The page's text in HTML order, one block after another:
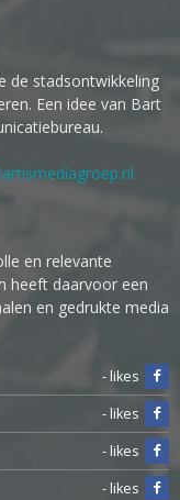
de stadsontwikkeling
Een idee van Bart
en relevante
heeft daarvoor een
en gedrukte media
- likes
- likes
- likes
- likes